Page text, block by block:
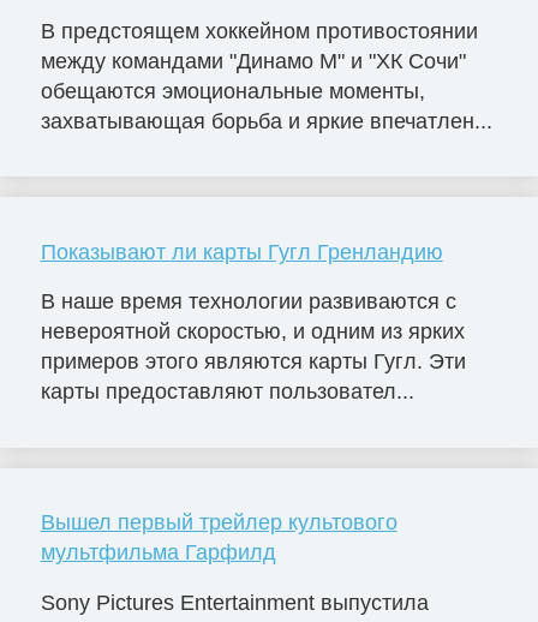
В предстоящем хоккейном противостоянии
между командами "Динамо М" и "ХК Сочи"
обещаются эмоциональные моменты,
захватывающая борьба и яркие впечатлен...
Показывают ли карты Гугл Гренландию
В наше время технологии развиваются с
невероятной скоростью, и одним из ярких
примеров этого являются карты Гугл. Эти
карты предоставляют пользовател...
Вышел первый трейлер культового
мультфильма Гарфилд
Sony Pictures Entertainment выпустила